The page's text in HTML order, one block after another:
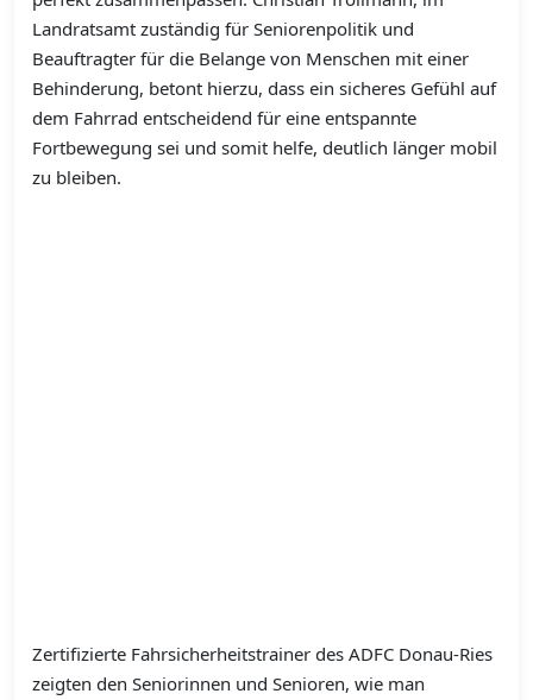
Landratsamt zuständig für Seniorenpolitik und
Beauftragter für die Belange von Menschen mit einer
Behinderung, betont hierzu, dass ein sicheres Gefühl auf
dem Fahrrad entscheidend für eine entspannte
Fortbewegung sei und somit helfe, deutlich länger mobil
zu bleiben.
Zertifizierte Fahrsicherheitstrainer des ADFC Donau-Ries
zeigten den Seniorinnen und Senioren, wie man